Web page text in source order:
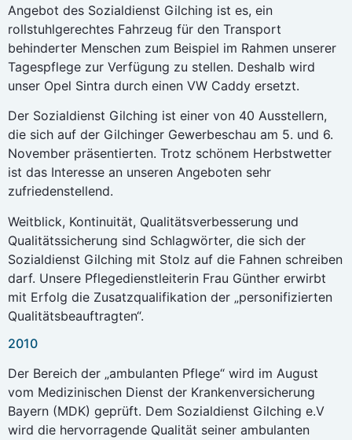
Angebot des Sozialdienst Gilching ist es, ein
rollstuhlgerechtes Fahrzeug für den Transport
behinderter Menschen zum Beispiel im Rahmen unserer
Tagespflege zur Verfügung zu stellen. Deshalb wird
unser Opel Sintra durch einen VW Caddy ersetzt.
Der Sozialdienst Gilching ist einer von 40 Ausstellern,
die sich auf der Gilchinger Gewerbeschau am 5. und 6.
November präsentierten. Trotz schönem Herbstwetter
ist das Interesse an unseren Angeboten sehr
zufriedenstellend.
Weitblick, Kontinuität, Qualitätsverbesserung und
Qualitätssicherung sind Schlagwörter, die sich der
Sozialdienst Gilching mit Stolz auf die Fahnen schreiben
darf. Unsere Pflegedienstleiterin Frau Günther erwirbt
mit Erfolg die Zusatzqualifikation der „personifizierten
Qualitätsbeauftragten“.
2010
Der Bereich der „ambulanten Pflege“ wird im August
vom Medizinischen Dienst der Krankenversicherung
Bayern (MDK) geprüft. Dem Sozialdienst Gilching e.V
wird die hervorragende Qualität seiner ambulanten